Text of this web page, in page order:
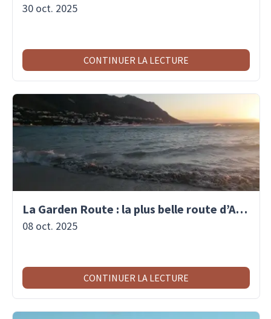
30 oct. 2025
CONTINUER LA LECTURE
La Garden Route : la plus belle route d’Afrique du Sud
08 oct. 2025
CONTINUER LA LECTURE